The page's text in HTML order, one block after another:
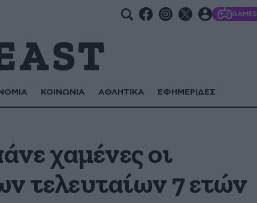
GAMES
ΚΟΙΝΩΝΙΑ ΑΘΛΗΤΙΚΑ ΕΦΗΜΕΡΙΔΕΣ
χαμένες οι
τελευταίων 7 ετών